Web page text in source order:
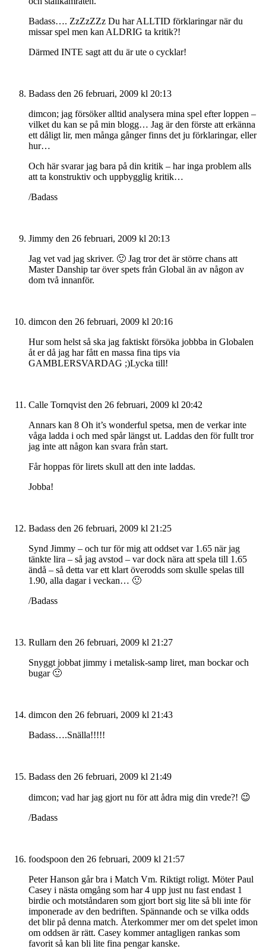
Badass…. ZzZzZZz Du har ALLTID förklaringar när du
missar spel men kan ALDRIG ta kritik?!
Därmed INTE sagt att du är ute o cycklar!
Badass den 26 februari, 2009 kl 20:13
dimcon; jag försöker alltid analysera mina spel efter loppen –
vilket du kan se på min blogg… Jag är den förste att erkänna
ett dåligt lir, men många gånger finns det ju förklaringar, eller
hur…
Och här svarar jag bara på din kritik – har inga problem alls
att ta konstruktiv och uppbygglig kritik…
/Badass
Jimmy den 26 februari, 2009 kl 20:13
Jag vet vad jag skriver. 🙂 Jag tror det är större chans att
Master Danship tar över spets från Global än av någon av
dom två innanför.
dimcon den 26 februari, 2009 kl 20:16
Hur som helst så ska jag faktiskt försöka jobbba in Globalen
åt er då jag har fått en massa fina tips via
GAMBLERSVARDAG ;)Lycka till!
Calle Tornqvist den 26 februari, 2009 kl 20:42
Annars kan 8 Oh it’s wonderful spetsa, men de verkar inte
våga ladda i och med spår längst ut. Laddas den för fullt tror
jag inte att någon kan svara från start.
Får hoppas för lirets skull att den inte laddas.
Jobba!
Badass den 26 februari, 2009 kl 21:25
Synd Jimmy – och tur för mig att oddset var 1.65 när jag
tänkte lira – så jag avstod – var dock nära att spela till 1.65
ändå – så detta var ett klart överodds som skulle spelas till
1.90, alla dagar i veckan… 🙂
/Badass
Rullarn den 26 februari, 2009 kl 21:27
Snyggt jobbat jimmy i metalisk-samp liret, man bockar och
bugar 🙂
dimcon den 26 februari, 2009 kl 21:43
Badass….Snälla!!!!!
Badass den 26 februari, 2009 kl 21:49
dimcon; vad har jag gjort nu för att ådra mig din vrede?! 😉
/Badass
foodspoon den 26 februari, 2009 kl 21:57
Peter Hanson går bra i Match Vm. Riktigt roligt. Möter Paul
Casey i nästa omgång som har 4 upp just nu fast endast 1
birdie och motståndaren som gjort bort sig lite så bli inte för
imponerade av den bedriften. Spännande och se vilka odds
det blir på denna match. Återkommer mer om det spelet imon
om oddsen är rätt. Casey kommer antagligen rankas som
favorit så kan bli lite fina pengar kanske.